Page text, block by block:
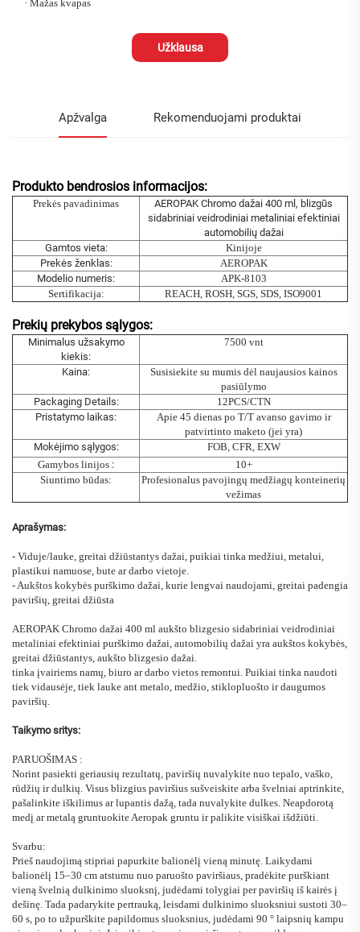
· Mažas kvapas
Užklausa
Apžvalga Rekomenduojami produktai
Produkto bendrosios informacijos:
Prekės pavadinimas
AEROPAK Chromo dažai 400 ml, blizgūs
sidabriniai veidrodiniai metaliniai efektiniai
automobilių dažai
Gamtos vieta:
Kinijoje
Prekės ženklas:
AEROPAK
Modelio numeris:
APK-8103
Sertifikacija:
REACH, ROSH, SGS, SDS, ISO9001
Prekių prekybos sąlygos:
Minimalus užsakymo
kiekis:
7500 vnt
Kaina:
Susisiekite su mumis dėl naujausios kainos
pasiūlymo
Packaging Details:
12PCS/CTN
Pristatymo laikas:
Apie 45 dienas po T/T avanso gavimo ir
patvirtinto maketo (jei yra)
Mokėjimo sąlygos:
FOB, CFR, EXW
Gamybos linijos :
10+
Siuntimo būdas:
Profesionalus pavojingų medžiagų konteinerių
vežimas
Aprašymas:
- Viduje/lauke, greitai džiūstantys dažai, puikiai tinka medžiui, metalui,
plastikui namuose, bute ar darbo vietoje.
- Aukštos kokybės purškimo dažai, kurie lengvai naudojami, greitai padengia
paviršių, greitai džiūsta
AEROPAK Chromo dažai 400 ml aukšto blizgesio sidabriniai veidrodiniai
metaliniai efektiniai purškimo dažai, automobilių dažai yra aukštos kokybės,
greitai džiūstantys, aukšto blizgesio dažai.
tinka įvairiems namų, biuro ar darbo vietos remontui. Puikiai tinka naudoti
tiek vidausėje, tiek lauke ant metalo, medžio, stiklopluošto ir daugumos
paviršių.
Taikymo sritys:
PARUOŠIMAS :
Norint pasiekti geriausių rezultatų, paviršių nuvalykite nuo tepalo, vaško,
rūdžių ir dulkių. Visus blizgius paviršius sušveiskite arba švelniai aptrinkite,
pašalinkite iškilimus ar lupantis dažą, tada nuvalykite dulkes. Neapdorotą
medį ar metalą gruntuokite Aeropak gruntu ir palikite visiškai išdžiūti.
Svarbu:
Prieš naudojimą stipriai papurkite balionėlį vieną minutę. Laikydami
balionėlį 15–30 cm atstumu nuo paruošto paviršiaus, pradėkite purškiant
vieną švelnią dulkinimo sluoksnį, judėdami tolygiai per paviršių iš kairės į
dešinę. Tada padarykite pertrauką, leisdami dulkinimo sluoksniui sustoti 30–
60 s, po to užpurškite papildomus sluoksnius, judėdami 90 ° laipsnių kampu